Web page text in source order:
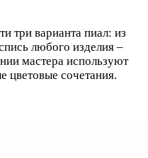
три варианта пиал: из
любого изделия –
мастера используют
цветовые сочетания.